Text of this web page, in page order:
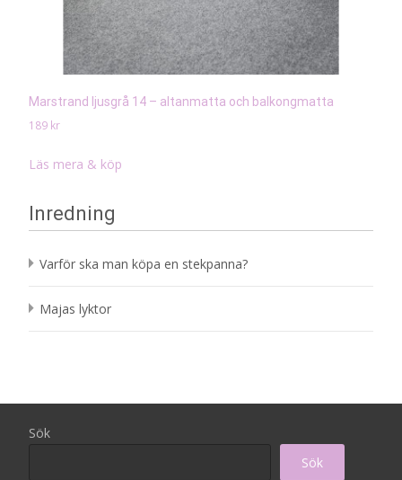
Marstrand ljusgrå 14 – altanmatta och balkongmatta
189 kr
Läs mera & köp
Inredning
Varför ska man köpa en stekpanna?
Majas lyktor
Sök
Sök